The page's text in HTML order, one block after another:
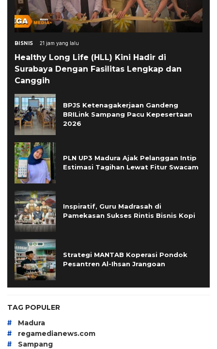
BISNIS 21 jam yang lalu
Healthy Long Life (HLL) Kini Hadir di
Surabaya Dengan Fasilitas Lengkap dan
Canggih
BPJS Ketenagakerjaan Gandeng
BRILink Sampang Pacu Kepesertaan
2026
PLN UP3 Madura Ajak Pelanggan Intip
Estimasi Tagihan Lewat Fitur Swacam
Inspiratif, Guru Madrasah di
Pamekasan Sukses Rintis Bisnis Kopi
Strategi MANTAB Koperasi Pondok
Pesantren Al-Ihsan Jrangoan
TAG POPULER
# Madura
# regamedianews.com
# Sampang